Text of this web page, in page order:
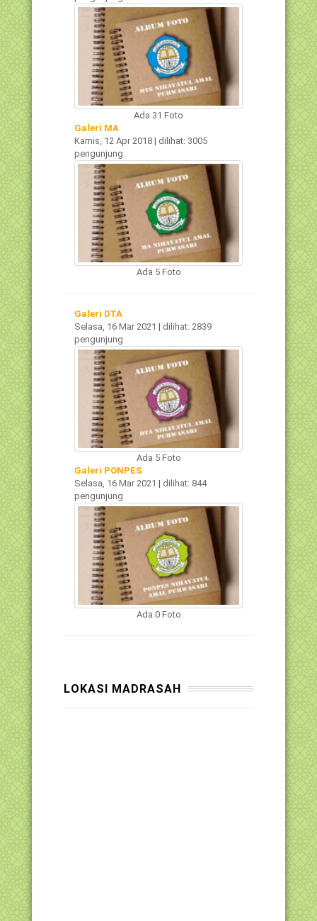
Ada 31 Foto
Galeri MA
Kamis, 12 Apr 2018 | dilihat: 3005
pengunjung
Ada 5 Foto
Galeri DTA
Selasa, 16 Mar 2021 | dilihat: 2839
pengunjung
Ada 5 Foto
Galeri PONPES
Selasa, 16 Mar 2021 | dilihat: 844
pengunjung
Ada 0 Foto
LOKASI MADRASAH